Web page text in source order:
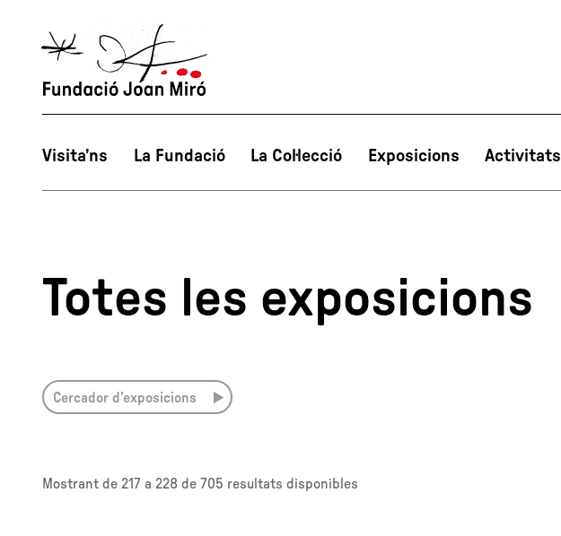
Visita’ns La Fundació La Col·lecció Exposicions Activitats
Totes les exposicions
Cercador d’exposicions
Mostrant de 217 a 228 de 705 resultats disponibles